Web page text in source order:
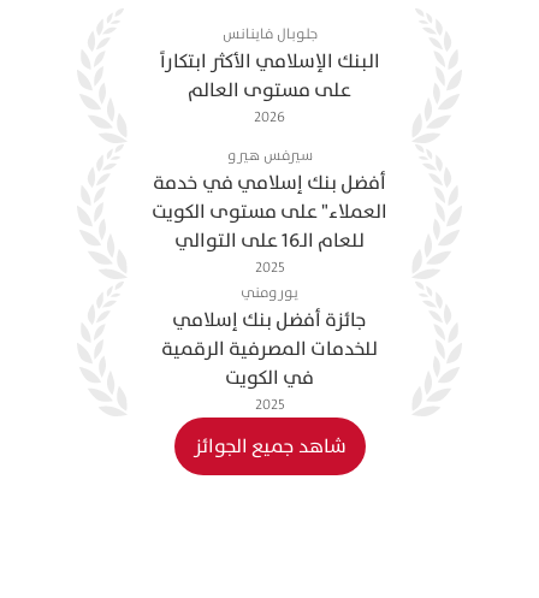
جوائز
جلوبال فاينانس
البنك الإسلامي الأكثر ابتكاراً
على مستوى العالم
2026
سيرفس هيرو
أفضل بنك إسلامي في خدمة
العملاء" على مستوى الكويت
للعام الـ16 على التوالي
2025
يورومني
جائزة أفضل بنك إسلامي
للخدمات المصرفية الرقمية
في الكويت
2025
شاهد جميع الجوائز